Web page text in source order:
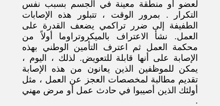
لعضو أو منطقة معينة في الجسم بسبب نفس
التكرار . بمرور الوقت ، تتبلور هذه الإصابات
الطفيفة إلى ضرر تراكمي يضعف القدرة على
العمل. نشأ الاعتراف بالميكروتراوما أولاً من
محكمة العمل ثم اعترف التأمين الوطني بهذه
الإصابة على أنها قابلة للتعويض. لذلك ، اليوم ،
يمكن للموظفين الذين يعانون من هذه الإصابة
تقديم مطالبة لمخصصات العجز عن العمل ، مثل
أولئك الذين أصيبوا في حادث عمل أو مرض مهني
.